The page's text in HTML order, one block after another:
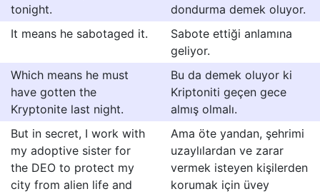
tonight.
dondurma demek oluyor.
It means he sabotaged it.
Sabote ettiği anlamına
geliyor.
Which means he must
have gotten the
Kryptonite last night.
Bu da demek oluyor ki
Kriptoniti geçen gece
almış olmalı.
But in secret, I work with
my adoptive sister for
the DEO to protect my
city from alien life and
Ama öte yandan, şehrimi
uzaylılardan ve zarar
vermek isteyen kişilerden
korumak için üvey